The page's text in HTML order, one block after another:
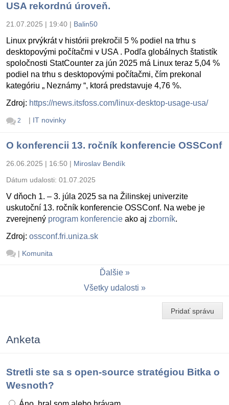
USA rekordnú úroveň.
21.07.2025 | 19:40 | Balin50
Linux prvýkrát v histórii prekročil 5 % podiel na trhu s
desktopovými počítačmi v USA . Podľa globálnych štatistík
spoločnosti StatCounter za jún 2025 má Linux teraz 5,04 %
podiel na trhu s desktopovými počítačmi, čím prekonal
kategóriu „ Neznámy “, ktorá predstavuje 4,76 %.
Zdroj: https://news.itsfoss.com/linux-desktop-usage-usa/
2 | IT novinky
O konferencii 13. ročník konferencie OSSConf
26.06.2025 | 16:50 | Miroslav Bendík
Dátum udalosti: 01.07.2025
V dňoch 1. – 3. júla 2025 sa na Žilinskej univerzite
uskutoční 13. ročník konferencie OSSConf. Na webe je
zverejnený program konferencie ako aj zborník.
Zdroj: ossconf.fri.uniza.sk
| Komunita
Ďalšie
Všetky udalosti
Pridať správu
Anketa
Stretli ste sa s open-source stratégiou Bitka o
Wesnoth?